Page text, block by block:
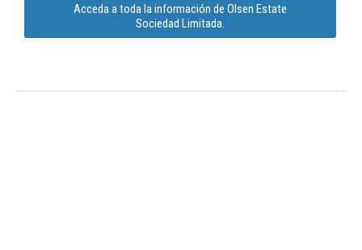
Acceda a toda la información de Olsen Estate
Sociedad Limitada.